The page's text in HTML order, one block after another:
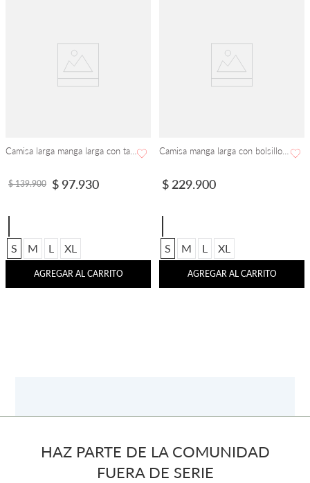
$ 139.900 $97.930
S M L XL
AGREGAR AL CARRITO
$ 229.900
S M L XL
AGREGAR AL CARRITO
HAZ PARTE DE LA COMUNIDAD
FUERA DE SERIE